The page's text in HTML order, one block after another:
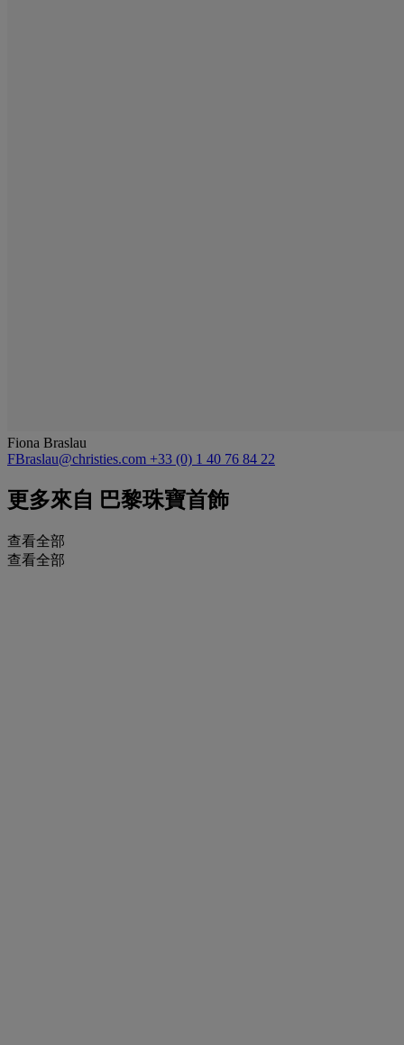
Fiona Braslau
FBraslau@christies.com +33 (0) 1 40 76 84 22
更多來自 巴黎珠寶首飾
查看全部
查看全部